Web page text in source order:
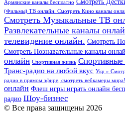
Армянские каналы бесплатно
(Фильмы) ТВ онлайн. Смотреть Кино каналы
Смотреть Музыкальные ТВ
Развлекательные каналы
телевидение онлайн. Смотреть
Смотреть Познавательные каналы
онлайн Спортивная жизнь Спортивные
Транс-радио на любой вкус Укр »
радио в прямом эфире, смотреть вебкамеры мира!
онлайн Флеш игры играть онлайн
радио Шоу-бизнес
© Все права защищены 2026